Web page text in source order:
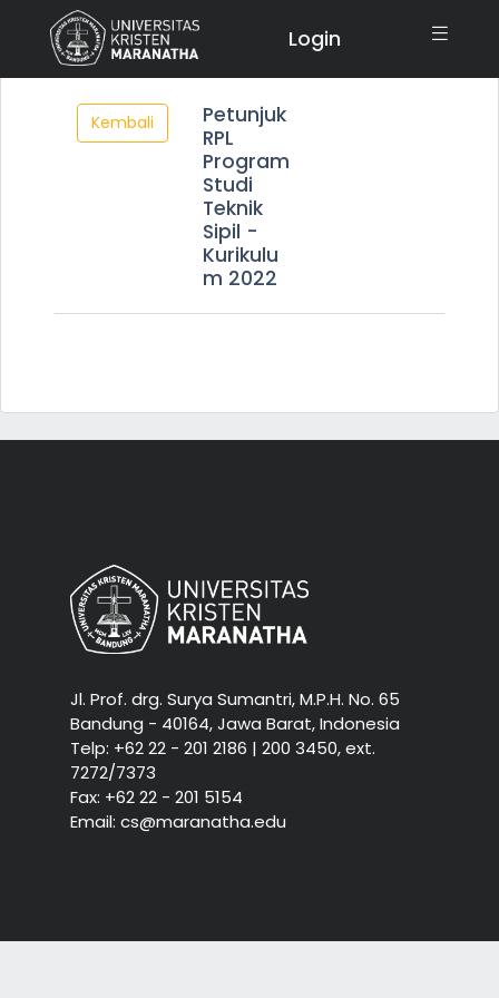
Login
Kembali
Petunjuk
RPL
Program
Studi
Teknik
Sipil -
Kurikulu
m 2022
Jl. Prof. drg. Surya Sumantri, M.P.H. No. 65
Bandung - 40164, Jawa Barat, Indonesia
Telp: +62 22 - 201 2186 | 200 3450, ext.
7272/7373
Fax: +62 22 - 201 5154
Email: cs@maranatha.edu